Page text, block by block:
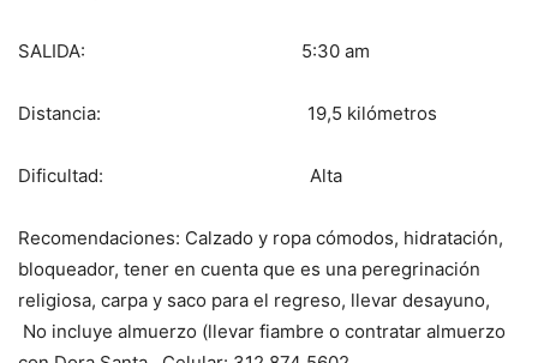
SALIDA: 5:30 am
Distancia: 19,5 kilómetros
Dificultad: Alta
Recomendaciones: Calzado y ropa cómodos, hidratación,
bloqueador, tener en cuenta que es una peregrinación
religiosa, carpa y saco para el regreso, llevar desayuno,
No incluye almuerzo (llevar fiambre o contratar almuerzo